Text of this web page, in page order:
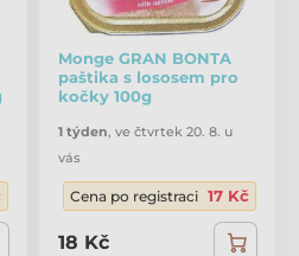
Monge GRAN BONTA
paštika s lososem pro
kočky 100g
1 týden, ve čtvrtek 20. 8. u
vás
Cena po registraci 17 Kč
18 Kč